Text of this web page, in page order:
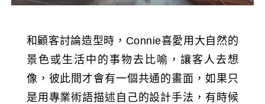
和顧客討論造型時，Connie喜愛用大自然的
景色或生活中的事物去比喻，讓客人去想
像，彼此間才會有一個共通的畫面，如果只
是用專業術語描述自己的設計手法，有時候